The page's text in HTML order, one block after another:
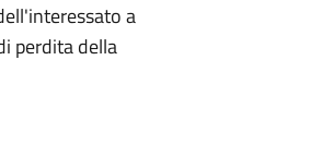
a
perdita della